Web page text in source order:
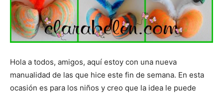
Hola a todos, amigos, aquí estoy con una nueva
manualidad de las que hice este fin de semana. En esta
ocasión es para los niños y creo que la idea le puede